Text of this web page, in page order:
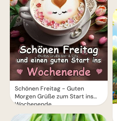
Schönen Freitag - Guten
Morgen Grüße zum Start ins
Wochenende